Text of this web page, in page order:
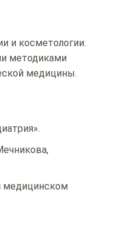
и косметологии.
методиками
медицины.
медицинском